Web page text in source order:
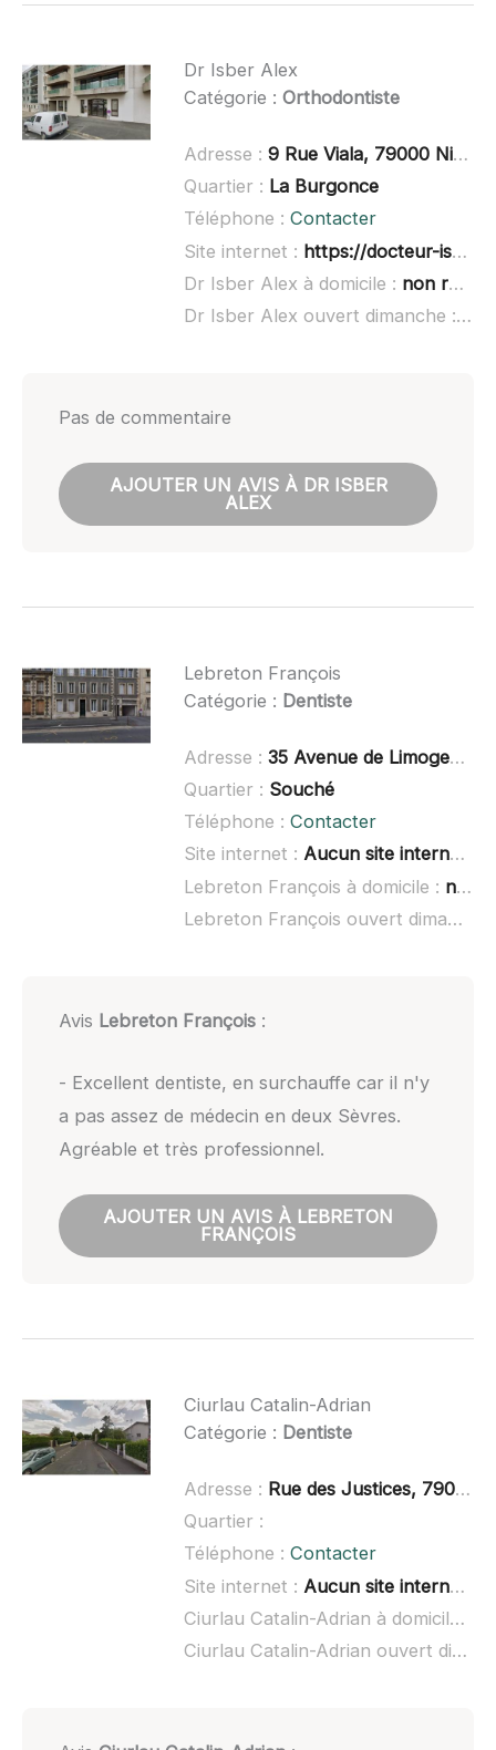
Dr Isber Alex
Catégorie : Orthodontiste
Adresse : 9 Rue Viala, 79000 Niort
Quartier : La Burgonce
Téléphone : Contacter
Site internet : https://docteur-isber-alex.chirurgiens-dentistes.fr/
Dr Isber Alex à domicile : non renseigné
Dr Isber Alex ouvert dimanche :
Pas de commentaire
AJOUTER UN AVIS À DR ISBER
ALEX
Lebreton François
Catégorie : Dentiste
Adresse : 35 Avenue de Limoges, 79000 Niort
Quartier : Souché
Téléphone : Contacter
Site internet : Aucun site internet connu
Lebreton François à domicile : non renseigné
Lebreton François ouvert dimanche :
Avis Lebreton François:
- Excellent dentiste, en surchauffe car il n'y
a pas assez de médecin en deux Sèvres.
Agréable et très professionnel.
AJOUTER UN AVIS À LEBRETON
FRANÇOIS
Ciurlau Catalin-Adrian
Catégorie : Dentiste
Adresse : Rue des Justices, 79000 Niort
Quartier :
Téléphone : Contacter
Site internet : Aucun site internet connu
Ciurlau Catalin-Adrian à domicile :
Ciurlau Catalin-Adrian ouvert dimanche :